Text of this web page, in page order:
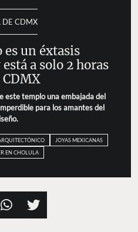
DE CDMX
es un éxtasis
a solo 2 horas
CDMX
este templo una embajada del
para los amantes del
JOYAS MEXICANAS
EN CHOLULA